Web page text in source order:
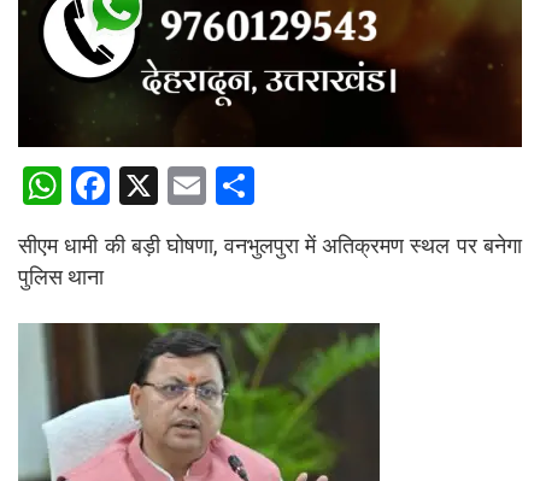
W
at
p
F
a
ce
o
k
X
E
ail ar
सीएम धामी की बड़ी घोषणा, वनभुलपुरा में अतिक्रमण स्थल पर बनेगा
पुलिस थाना